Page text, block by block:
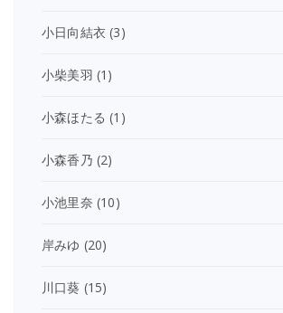
小日向結衣 (3)
小柴美羽 (1)
小森ほたる (1)
小森香乃 (2)
小池里奈 (10)
岸みゆ (20)
川口葵 (15)